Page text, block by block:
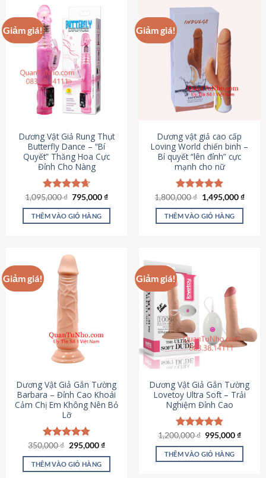
Giảm giá!
Dương Vật Giả Rung Thụt
Butterfly Dance – “Bí
Quyết” Thăng Hoa Cực
Đỉnh Cho Nàng
Được xếp
hạng4.65
5 sao
1,095,000₫ Giá
là:
1,095,000 ₫.
795,000₫Giá
tại
THÊM VÀO GIỎ HÀNG
Giảm giá!
Dương vật giả cao cấp
Loving World chiến binh –
Bí quyết “lên đỉnh” cực
mạnh cho nữ
Được xếp
hạng4.89
5 sao
1,800,000₫ Giá
gốc
là:
1,800,000 ₫.
1,495,000₫Giá
THÊM VÀO GIỎ HÀNG
Giảm giá!
Dương Vật Giả Gắn Tường
Barbara – Đỉnh Cao Khoái
Cảm Chị Em Không Nên Bỏ
Lỡ
Được xếp
hạng4.79
5 sao
350,000₫ Giá
là:
350,000 ₫.
295,000₫Giá
tại
THÊM VÀO GIỎ HÀNG
Giảm giá!
Dương Vật Giả Gắn Tường
Lovetoy Ultra Soft – Trải
Nghiệm Đỉnh Cao
Được xếp
hạng4.82
5 sao
1,200,000₫ Giá
là:
1,200,000 ₫.
995,000₫Giá
tại
THÊM VÀO GIỎ HÀNG